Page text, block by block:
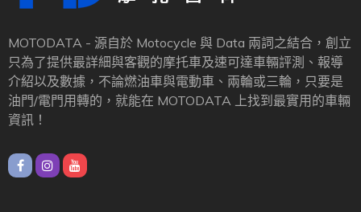
MOTODATA - 源自於 Motocycle 與 Data 兩詞之結合，創立
只為了提供最詳細與客觀的摩托車及速可達車輛評測、報導
介紹以及數據，不論燃油車與電動車、兩輪或三輪，只要是
油門/電門用轉的，就能在 MOTODATA 上找到最實用的車輛
資訊！